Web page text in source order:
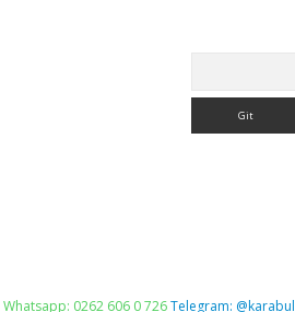
Whatsapp: 0262 606 0 726Telegram: @karabul